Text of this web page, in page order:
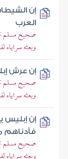
إن
العرب
صحيح مسلم >
وبعثه سراياه
إن عرش
صحيح مسلم >
وبعثه سراياه
إن إبليس
فأدناهم
صحيح مسلم >